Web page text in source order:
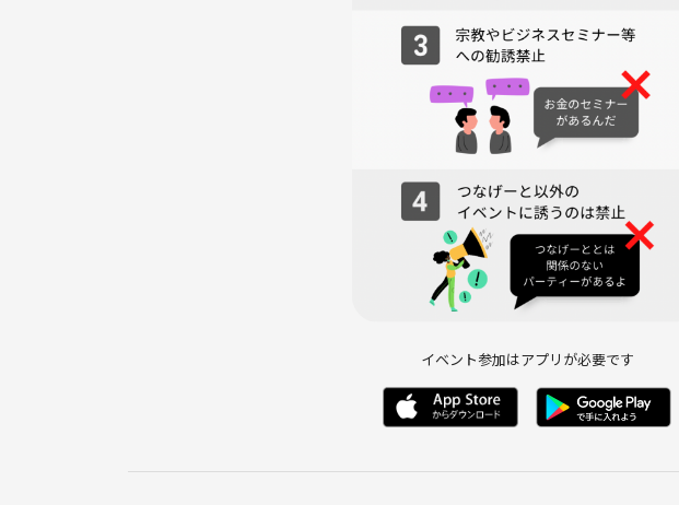
イベント参加はアプリが必要です